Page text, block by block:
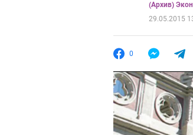
(Архив)
29.05.2015
0